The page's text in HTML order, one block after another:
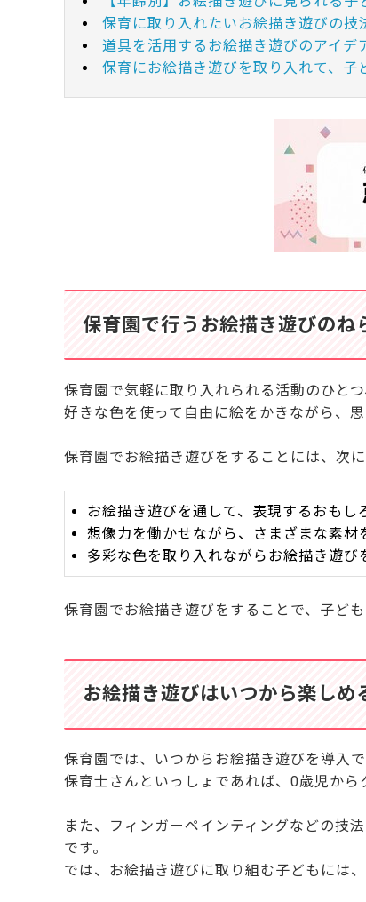
保育に取り入れたいお絵描き遊びの技
道具を活用するお絵描き遊びのアイデ
保育にお絵描き遊びを取り入れて、子
保育園で行うお絵描き遊びのね
保育園で気軽に取り入れられる活動のひとつ
好きな色を使って自由に絵をかきながら、
保育園でお絵描き遊びをすることには、次
お絵描き遊びを通して、表現するおもし
想像力を働かせながら、さまざまな素材
多彩な色を取り入れながらお絵描き遊び
保育園でお絵描き遊びをすることで、子ど
お絵描き遊びはいつから楽しめ
保育園では、いつからお絵描き遊びを導入で
保育士さんといっしょであれば、0歳児から
また、フィンガーペインティングなどの技
です。
では、お絵描き遊びに取り組む子どもには